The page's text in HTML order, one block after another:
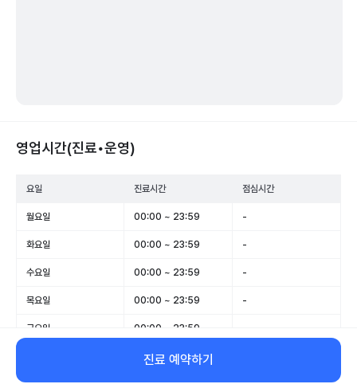
영업시간(진료•운영)
요일 진료시간 점심시간
월요일 00:00 ~ 23:59 -
화요일 00:00 ~ 23:59 -
수요일 00:00 ~ 23:59 -
목요일 00:00 ~ 23:59 -
금요일 00:00 ~ 23:59
00:00 ~ 23:59
진료 예약하기